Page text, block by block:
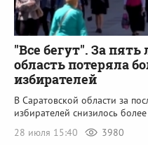
"Все бегут". За пять
область потеряла
избирателей
В Саратовской области за
избирателей снизилось
28 июля 15:40
3980